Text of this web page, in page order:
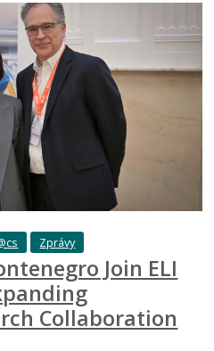
Zprávy
Join ELI
Collaboration